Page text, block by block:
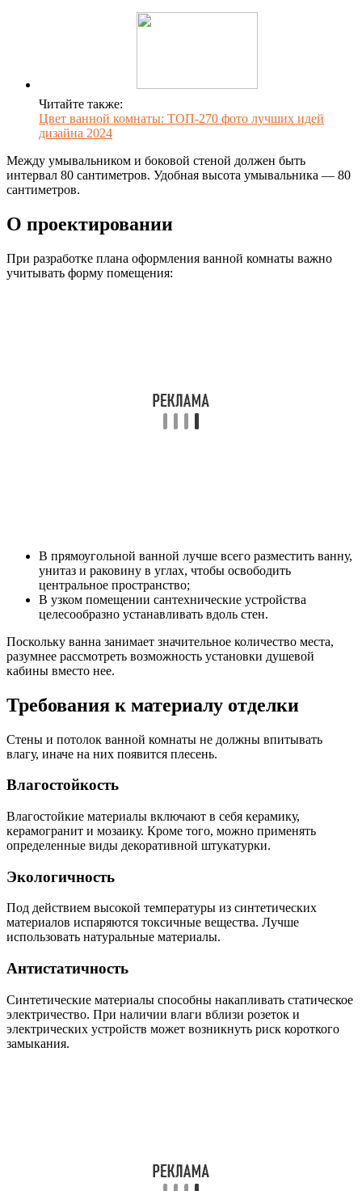
Читайте также:
Цвет ванной комнаты: ТОП-270 фото лучших идей
дизайна 2024
Между умывальником и боковой стеной должен быть
интервал 80 сантиметров. Удобная высота умывальника — 80
сантиметров.
О проектировании
При разработке плана оформления ванной комнаты важно
учитывать форму помещения:
В прямоугольной ванной лучше всего разместить ванну,
унитаз и раковину в углах, чтобы освободить
центральное пространство;
В узком помещении сантехнические устройства
целесообразно устанавливать вдоль стен.
Поскольку ванна занимает значительное количество места,
разумнее рассмотреть возможность установки душевой
кабины вместо нее.
Требования к материалу отделки
Стены и потолок ванной комнаты не должны впитывать
влагу, иначе на них появится плесень.
Влагостойкость
Влагостойкие материалы включают в себя керамику,
керамогранит и мозаику. Кроме того, можно применять
определенные виды декоративной штукатурки.
Экологичность
Под действием высокой температуры из синтетических
материалов испаряются токсичные вещества. Лучше
использовать натуральные материалы.
Антистатичность
Синтетические материалы способны накапливать статическое
электричество. При наличии влаги вблизи розеток и
электрических устройств может возникнуть риск короткого
замыкания.